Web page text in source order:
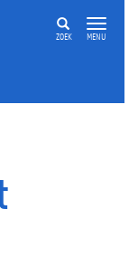
ZOEK MENU